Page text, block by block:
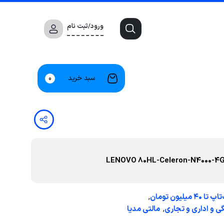
ورود/ثبت نام
سبد خرید 0
۴۰ میلیون تومان ,
و اداری و تجاری, مالتی مدیا